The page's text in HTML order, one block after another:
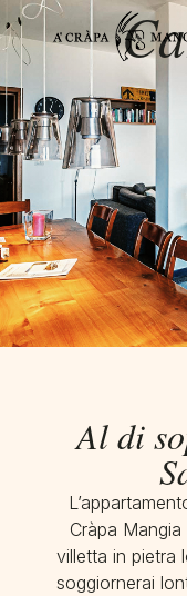
Al di
Cràpa
villetta in pietra
soggiornerai